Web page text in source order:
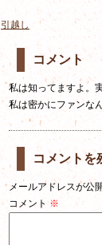
引越し
コメント
私は知ってますよ。
私は密かにファンな
コメントを
メールアドレスが公
コメント ※